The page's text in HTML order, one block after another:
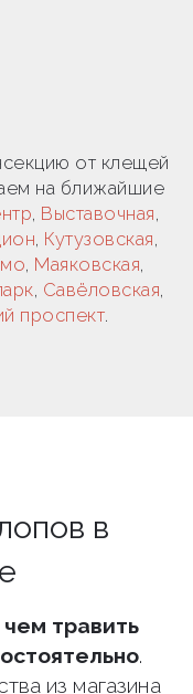
от клещей
на ближайшие
, Выставочная,
, Кутузовская,
, Маяковская,
, Савёловская,
проспект.
в
чем травить
.
из магазина